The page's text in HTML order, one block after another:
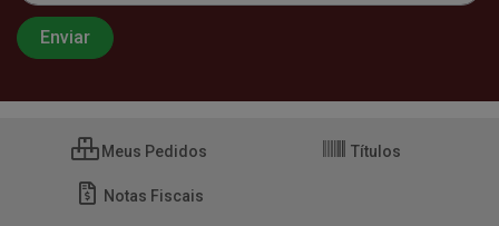
Meus Pedidos Títulos
Notas Fiscais